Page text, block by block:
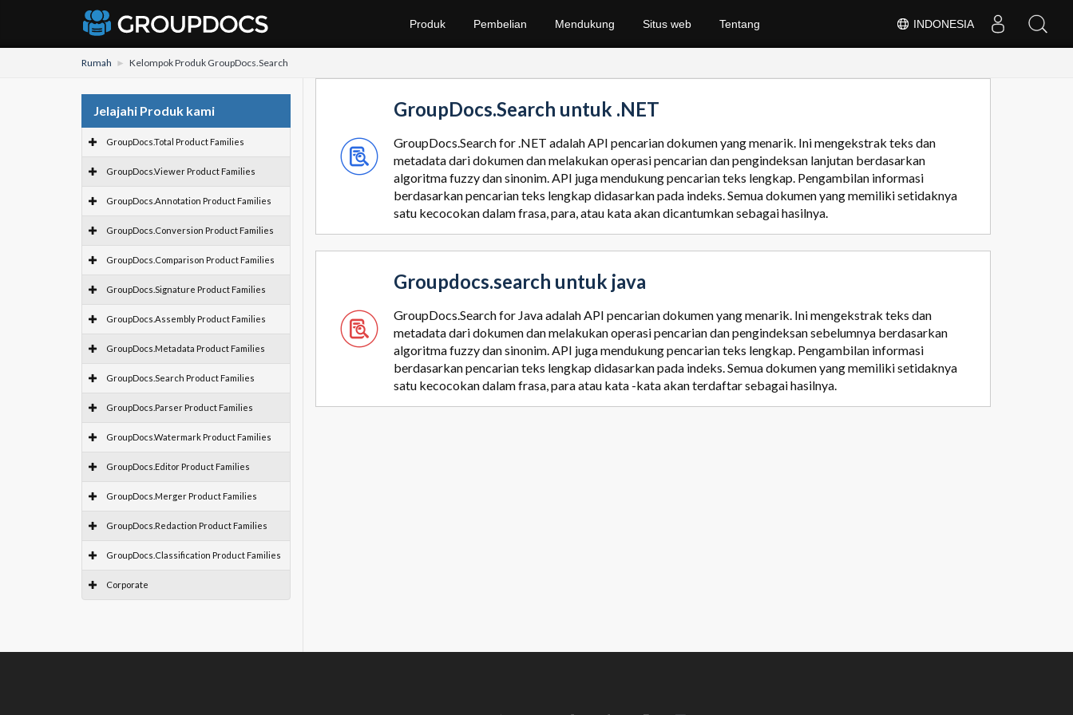
INDONESIA
Produk Pembelian Mendukung Situs web Tentang
Rumah Kelompok Produk GroupDocs.Search
Jelajahi Produk kami
GroupDocs.Total Product Families
GroupDocs.Viewer Product Families
GroupDocs.Annotation Product Families
GroupDocs.Conversion Product Families
GroupDocs.Comparison Product Families
GroupDocs.Signature Product Families
GroupDocs.Assembly Product Families
GroupDocs.Metadata Product Families
GroupDocs.Search Product Families
GroupDocs.Parser Product Families
GroupDocs.Watermark Product Families
GroupDocs.Editor Product Families
GroupDocs.Merger Product Families
GroupDocs.Redaction Product Families
GroupDocs.Classification Product Families
Corporate
GroupDocs.Search untuk .NET
GroupDocs.Search for .NET adalah API pencarian dokumen yang menarik. Ini mengekstrak teks dan
metadata dari dokumen dan melakukan operasi pencarian dan pengindeksan lanjutan berdasarkan
algoritma fuzzy dan sinonim. API juga mendukung pencarian teks lengkap. Pengambilan informasi
berdasarkan pencarian teks lengkap didasarkan pada indeks. Semua dokumen yang memiliki setidaknya
satu kecocokan dalam frasa, para, atau kata akan dicantumkan sebagai hasilnya.
Groupdocs.search untuk java
GroupDocs.Search for Java adalah API pencarian dokumen yang menarik. Ini mengekstrak teks dan
metadata dari dokumen dan melakukan operasi pencarian dan pengindeksan sebelumnya berdasarkan
algoritma fuzzy dan sinonim. API juga mendukung pencarian teks lengkap. Pengambilan informasi
berdasarkan pencarian teks lengkap didasarkan pada indeks. Semua dokumen yang memiliki setidaknya
satu kecocokan dalam frasa, para atau kata -kata akan terdaftar sebagai hasilnya.